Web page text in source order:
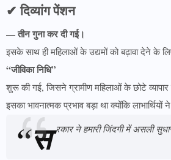
✔ दिव्यांग पेंशन
— तीन गुना कर दी गई।
इसके साथ ही महिलाओं के उद्यमों को बढ़ावा देने के
“जीविका निधि”
शुरू की गई, जिसने ग्रामीण महिलाओं के छोटे व्यापार
इसका भावनात्मक प्रभाव बड़ा था क्योंकि
“स रकार ने हमारी जिंदगी में असली